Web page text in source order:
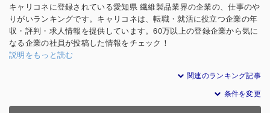
キャリコネに登録されている愛知県 繊維製品業界の企業の、仕事のや
りがいランキングです。キャリコネは、転職・就活に役立つ企業の年
収・評判・求人情報を提供しています。60万以上の登録企業から気に
なる企業の社員が投稿した情報をチェック！
説明をもっと読む
関連のランキング記事
条件を変更